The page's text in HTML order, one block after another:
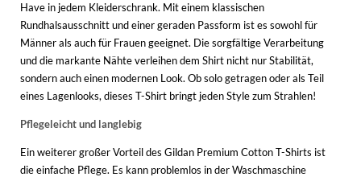
Have in jedem Kleiderschrank. Mit einem klassischen
Rundhalsausschnitt und einer geraden Passform ist es sowohl für
Männer als auch für Frauen geeignet. Die sorgfältige Verarbeitung
und die markante Nähte verleihen dem Shirt nicht nur Stabilität,
sondern auch einen modernen Look. Ob solo getragen oder als Teil
eines Lagenlooks, dieses T-Shirt bringt jeden Style zum Strahlen!
Pflegeleicht und langlebig
Ein weiterer großer Vorteil des Gildan Premium Cotton T-Shirts ist
die einfache Pflege. Es kann problemlos in der Waschmaschine